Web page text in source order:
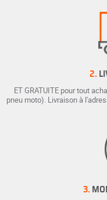
2.
ET GRATUITE pour tout
pneu moto). Livraison à
3.